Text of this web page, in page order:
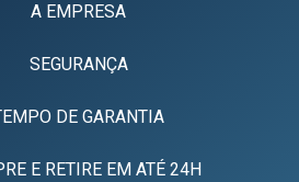
A EMPRESA
SEGURANÇA
DE GARANTIA
E RETIRE EM ATÉ 24H